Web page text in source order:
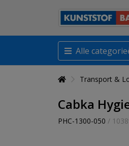
Alle
Transport &
Cabka
PHC-1300-050 /